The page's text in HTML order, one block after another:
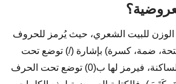
للبيت الشعري، حيث يُرمز للحروف
ضمة، كسرة) بإشارة (/) توضع تحت
الحرف المتحرّك، أما الساكنة، فيرمز لها ب(0) توضع تحت الحرف